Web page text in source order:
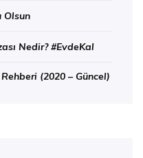
Olsun
Nedir? #EvdeKal
(2020 – Güncel)